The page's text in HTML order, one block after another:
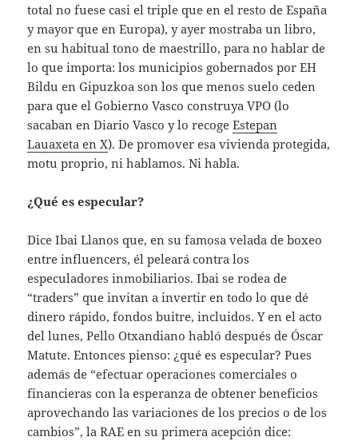
total no fuese casi el triple que en el resto de España
y mayor que en Europa), y ayer mostraba un libro,
en su habitual tono de maestrillo, para no hablar de
lo que importa: los municipios gobernados por EH
Bildu en Gipuzkoa son los que menos suelo ceden
para que el Gobierno Vasco construya VPO (lo
sacaban en Diario Vasco y lo recogeEstepan
Lauaxeta en X). De promover esa vivienda protegida,
motu proprio, ni hablamos. Ni habla.
¿Qué es especular?
Dice Ibai Llanos que, en su famosa velada de boxeo
entre influencers, él peleará contra los
especuladores inmobiliarios. Ibai se rodea de
“traders” que invitan a invertir en todo lo que dé
dinero rápido, fondos buitre, incluidos. Y en el acto
del lunes, Pello Otxandiano habló después de Óscar
Matute. Entonces pienso: ¿qué es especular? Pues
además de “efectuar operaciones comerciales o
financieras con la esperanza de obtener beneficios
aprovechando las variaciones de los precios o de los
cambios”, la RAE en su primera acepción dice: